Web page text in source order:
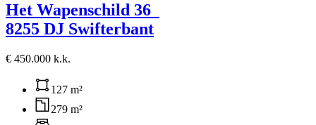
Het Wapenschild 36
8255 DJ Swifterbant
€ 450.000 k.k.
127 m²
279 m²